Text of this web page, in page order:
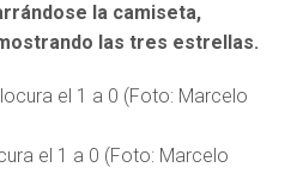
la camiseta,
las tres estrellas.
el 1 a 0 (Foto: Marcelo